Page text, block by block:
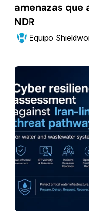
amenazas que
NDR
Equipo